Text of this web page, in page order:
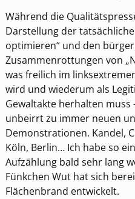
Während die
Darstellung der
optimieren“ und den
Zusammenrottungen von
was freilich im
wird und wiederum als
Gewaltakte herhalten
unbeirrt zu immer neuen
Demonstrationen. Kandel,
Köln, Berlin… Ich habe so
Aufzählung bald sehr lang
Fünkchen Wut hat sich
Flächenbrand entwickelt.